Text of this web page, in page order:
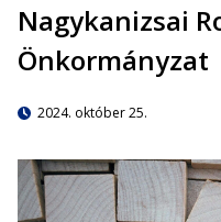
Nagykanizsai
Önkormányzat
2024. október 25.